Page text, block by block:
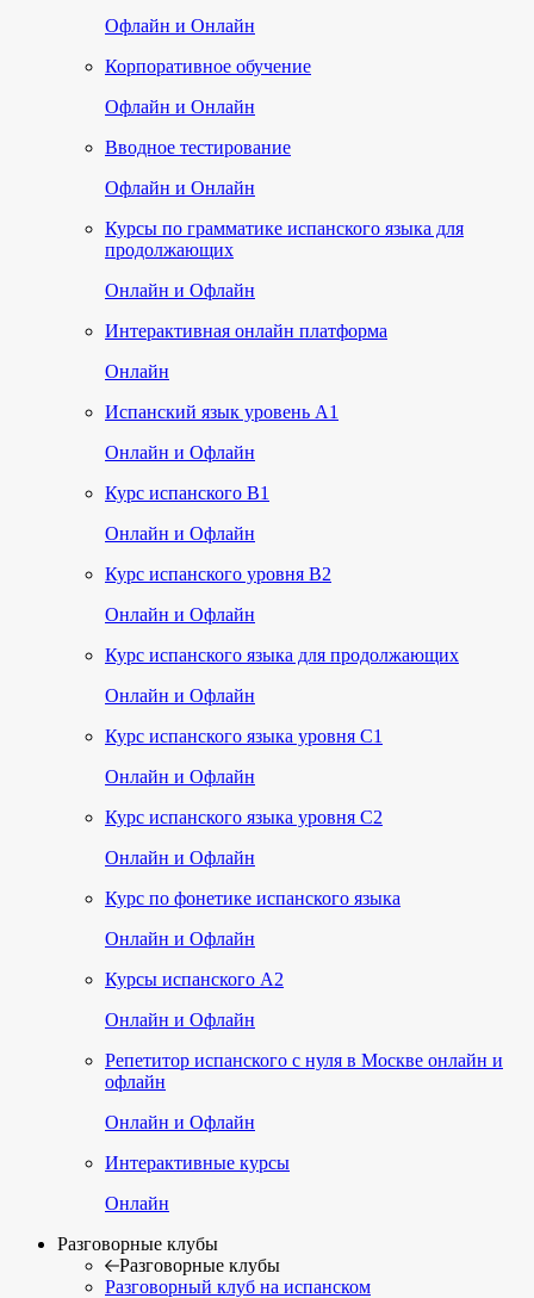
Офлайн и Онлайн
Корпоративное обучение
Офлайн и Онлайн
Вводное тестирование
Офлайн и Онлайн
Курсы по грамматике испанского языка для
продолжающих
Онлайн и Офлайн
Интерактивная онлайн платформа
Онлайн
Испанский язык уровень А1
Онлайн и Офлайн
Курс испанского B1
Онлайн и Офлайн
Курс испанского уровня B2
Онлайн и Офлайн
Курс испанского языка для продолжающих
Онлайн и Офлайн
Курс испанского языка уровня C1
Онлайн и Офлайн
Курс испанского языка уровня C2
Онлайн и Офлайн
Курс по фонетике испанского языка
Онлайн и Офлайн
Курсы испанского А2
Онлайн и Офлайн
Репетитор испанского с нуля в Москве онлайн и
офлайн
Онлайн и Офлайн
Интерактивные курсы
Онлайн
Разговорные клубы
Разговорные клубы
Разговорный клуб на испанском